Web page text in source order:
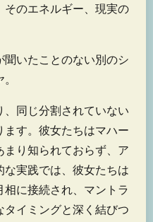
のエネルギー、現実の
聞いたことのない別のシ
同じ分割されていない
す。彼女たちはマハー
まり知られておらず、ア
な実践では、彼女たちは
に接続され、マントラ
タイミングと深く結びつ